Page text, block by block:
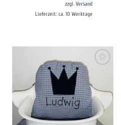
zzgl. Versand
Lieferzeit: ca. 10 Werktage
Auf die
Wunschliste